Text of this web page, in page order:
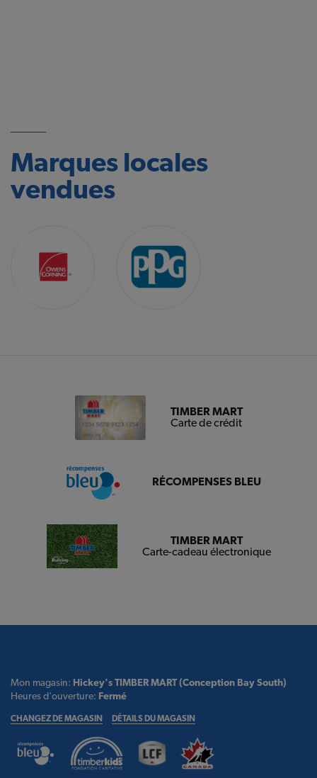
Marques locales
vendues
TIMBER MART
Carte de crédit
RÉCOMPENSES BLEU
TIMBER MART
Carte-cadeau électronique
Mon magasin: Hickey's TIMBER MART (Conception Bay South)
Heures d'ouverture: Fermé
CHANGEZ DE MAGASIN DÉTAILS DU MAGASIN